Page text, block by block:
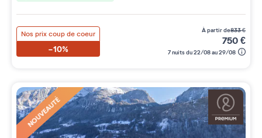
Nos prix coup de coeur
-10%
à partir de833€
750€
7 nuits du 22/08 au 29/08
NOUVEAUTÉ